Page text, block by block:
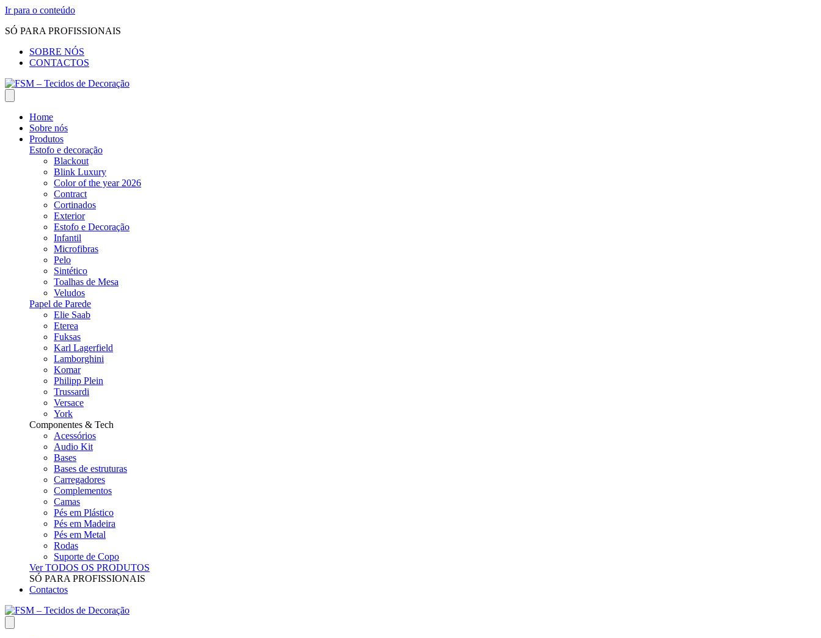
Ir para o conteúdo
SÓ PARA PROFISSIONAIS
SOBRE NÓS
CONTACTOS
Home
Sobre nós
Produtos
Estofo e decoração
Blackout
Blink Luxury
Color of the year 2026
Contract
Cortinados
Exterior
Estofo e Decoração
Infantil
Microfibras
Pelo
Sintético
Toalhas de Mesa
Veludos
Papel de Parede
Elie Saab
Eterea
Fuksas
Karl Lagerfield
Lamborghini
Komar
Philipp Plein
Trussardi
Versace
York
Componentes & Tech
Acessórios
Audio Kit
Bases
Bases de estruturas
Carregadores
Complementos
Camas
Pés em Plástico
Pés em Madeira
Pés em Metal
Rodas
Suporte de Copo
Ver TODOS OS PRODUTOS
SÓ PARA PROFISSIONAIS
Contactos